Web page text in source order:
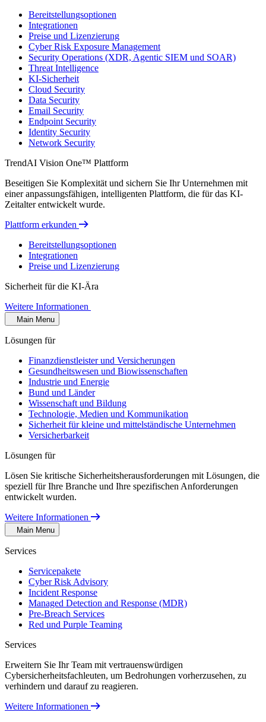
Bereitstellungsoptionen
Integrationen
Preise und Lizenzierung
Cyber Risk Exposure Management
Security Operations (XDR, Agentic SIEM und SOAR)
Threat Intelligence
KI-Sicherheit
Cloud Security
Data Security
Email Security
Endpoint Security
Identity Security
Network Security
TrendAI Vision One™ Plattform
Beseitigen Sie Komplexität und sichern Sie Ihr Unternehmen mit
einer anpassungsfähigen, intelligenten Plattform, die für das KI-
Zeitalter entwickelt wurde.
Plattform erkunden
Bereitstellungsoptionen
Integrationen
Preise und Lizenzierung
Sicherheit für die KI-Ära
Weitere Informationen
Main Menu
Lösungen für
Finanzdienstleister und Versicherungen
Gesundheitswesen und Biowissenschaften
Industrie und Energie
Bund und Länder
Wissenschaft und Bildung
Technologie, Medien und Kommunikation
Sicherheit für kleine und mittelständische Unternehmen
Versicherbarkeit
Lösungen für
Lösen Sie kritische Sicherheitsherausforderungen mit Lösungen, die
speziell für Ihre Branche und Ihre spezifischen Anforderungen
entwickelt wurden.
Weitere Informationen
Main Menu
Services
Servicepakete
Cyber Risk Advisory
Incident Response
Managed Detection and Response (MDR)
Pre-Breach Services
Red und Purple Teaming
Services
Erweitern Sie Ihr Team mit vertrauenswürdigen
Cybersicherheitsfachleuten, um Bedrohungen vorherzusehen, zu
verhindern und darauf zu reagieren.
Weitere Informationen